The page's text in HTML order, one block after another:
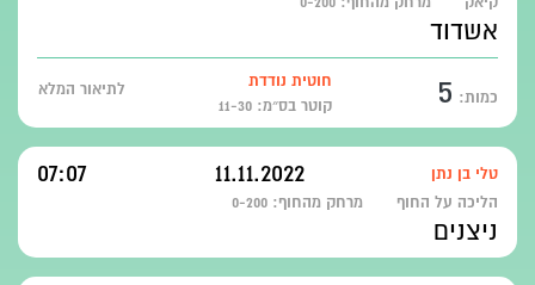
אשדוד
כמות: 5
חוטית נודדת
קוטר בס״מ: 11-30
לתיאור המלא
טלי בן נתן 11.11.2022
07:07
הליכה על החוף מרחק מהחוף: 0-200
ניצנים